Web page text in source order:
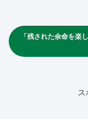
「残された余命を楽
ス